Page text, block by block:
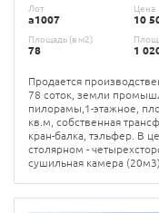
Лот
а1007
Цена
10
Площадь (в м2)
78 1
Продается
78 соток, земли
пилорамы,1-этажное,
кв.м, собственная
кран-балка, тэльфер. В
столярном -
сушильная камера (20м3).